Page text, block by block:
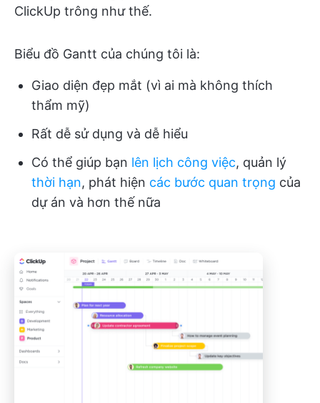
ClickUp trông như thế.
Biểu đồ Gantt của chúng tôi là:
Giao diện đẹp mắt (vì ai mà không thích
thẩm mỹ)
Rất dễ sử dụng và dễ hiểu
Có thể giúp bạn lên lịch công việc, quản lý
thời hạn, phát hiện các bước quan trọng của
dự án và hơn thế nữa